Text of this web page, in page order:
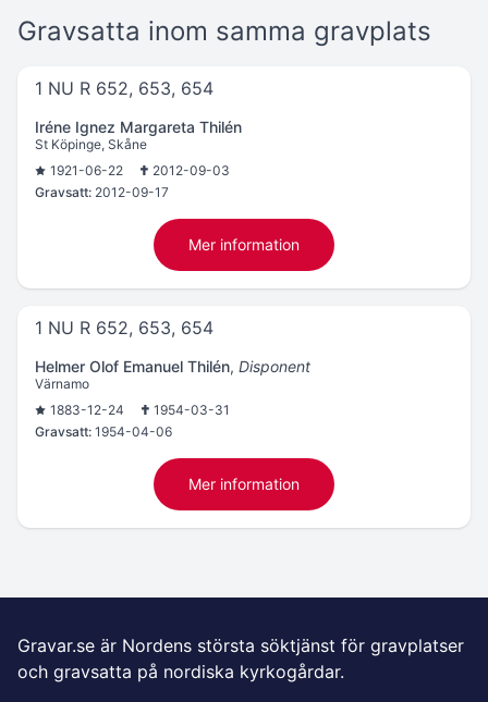
Gravsatta inom samma gravplats
1 NU R 652, 653, 654
Iréne Ignez Margareta Thilén
St Köpinge, Skåne
1921-06-22
2012-09-03
Gravsatt: 2012-09-17
Mer information
1 NU R 652, 653, 654
Helmer Olof Emanuel Thilén, Disponent
Värnamo
1883-12-24
1954-03-31
Gravsatt: 1954-04-06
Mer information
Gravar.se är Nordens största söktjänst för gravplatser
och gravsatta på nordiska kyrkogårdar.